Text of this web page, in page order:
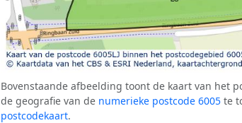
Bovenstaande afbeelding toont de kaart van het
de geografie van de numerieke postcode 6005 te
postcodekaart.